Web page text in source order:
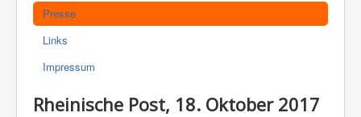
Presse
Links
Impressum
Rheinische Post, 18. Oktober 2017